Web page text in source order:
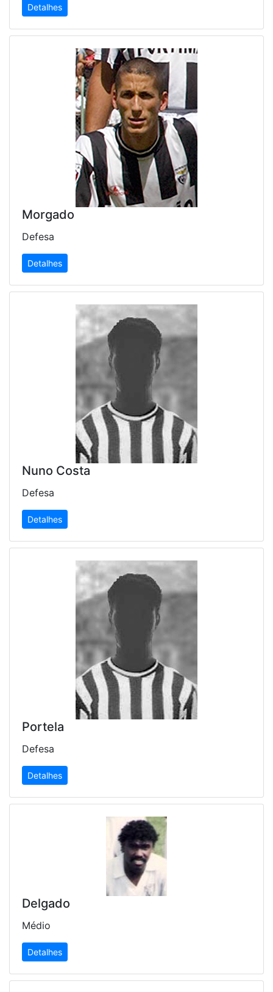
Detalhes
Morgado
Defesa
Detalhes
Nuno Costa
Defesa
Detalhes
Portela
Defesa
Detalhes
Delgado
Médio
Detalhes